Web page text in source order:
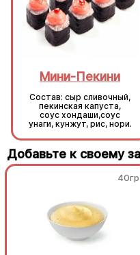
Мини-Пекини
Состав: сыр сливочный,
пекинская капуста,
соус хондаши,соус
унаги, кунжут, рис, нори.
Добавьте к своему
40гр.